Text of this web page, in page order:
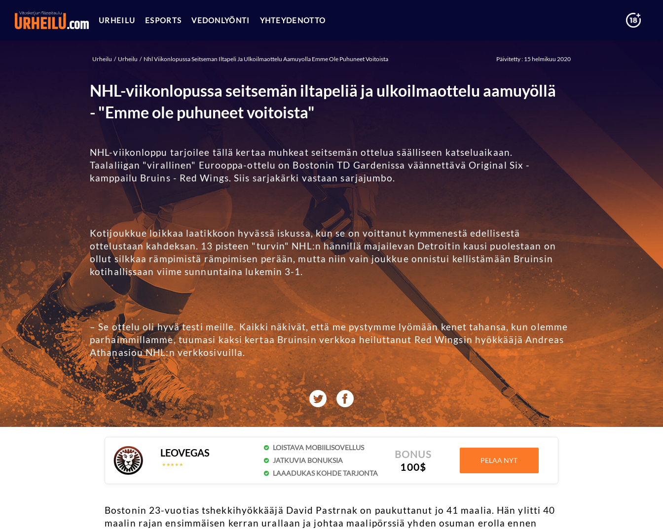
URHEILU ESPORTS VEDONLYÖNTI YHTEYDENOTTO
Urheilu Urheilu Nhl Viikonlopussa Seitseman Iltapeli Ja Ulkoilmaottelu Aamuyolla Emme Ole Puhuneet Voitoista Päivitetty : 15 helmikuu 2020
NHL-viikonlopussa seitsemän iltapeliä ja ulkoilmaottelu aamuyöllä
- "Emme ole puhuneet voitoista"
NHL-viikonloppu tarjoilee tällä kertaa muhkeat seitsemän ottelua säälliseen katseluaikaan.
Taalaliigan "virallinen" Eurooppa-ottelu on Bostonin TD Gardenissa väännettävä Original Six -
kamppailu Bruins - Red Wings. Siis sarjakärki vastaan sarjajumbo.
Kotijoukkue loikkaa laatikkoon hyvässä iskussa, kun se on voittanut kymmenestä edellisestä
ottelustaan kahdeksan. 13 pisteen "turvin" NHL:n hännillä majailevan Detroitin kausi puolestaan on
ollut silkkaa rämpimistä rämpimisen perään, mutta niin vain joukkue onnistui kellistämään Bruinsin
kotihallissaan viime sunnuntaina lukemin 3-1.
– Se ottelu oli hyvä testi meille. Kaikki näkivät, että me pystymme lyömään kenet tahansa, kun olemme
parhaimmillamme, tuumasi kaksi kertaa Bruinsin verkkoa heiluttanut Red Wingsin hyökkääjä Andreas
Athanasiou NHL:n verkkosivuilla.
LEOVEGAS
☆ ☆ ☆ ☆ ☆
☆ ☆ ☆ ☆ ☆
LOISTAVA MOBIILISOVELLUS
JATKUVIA BONUKSIA
LAAADUKAS KOHDE TARJONTA
BONUS
100$
PELAA NYT
Bostonin 23-vuotias tshekkihyökkääjä David Pastrnak on paukuttanut jo 41 maalia. Hän ylitti 40
maalin rajan ensimmäisen kerran urallaan ja johtaa maalipörssiä yhden osuman erolla ennen